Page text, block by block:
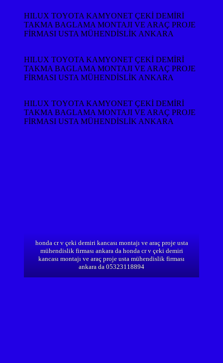
HILUX TOYOTA KAMYONET ÇEKİ DEMİRİ
TAKMA BAGLAMA MONTAJI VE ARAÇ PROJE
FİRMASI USTA MÜHENDİSLİK ANKARA
HILUX TOYOTA KAMYONET ÇEKİ DEMİRİ
TAKMA BAGLAMA MONTAJI VE ARAÇ PROJE
FİRMASI USTA MÜHENDİSLİK ANKARA
HILUX TOYOTA KAMYONET ÇEKİ DEMİRİ
TAKMA BAGLAMA MONTAJI VE ARAÇ PROJE
FİRMASI USTA MÜHENDİSLİK ANKARA
honda cr v çeki demiri kancası montajı ve araç proje usta
mühendislik firması ankara da honda cr v çeki demiri
kancası montajı ve araç proje usta mühendislik firması
ankara da 05323118894